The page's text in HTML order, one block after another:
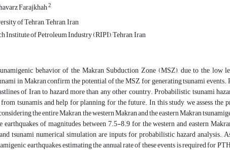
Farajkhah2
of Tehran, Tehran, Iran
Institute of Petroleum Industry (RIPI), Tehran, Iran
behavior of the Makran Subduction Zone (MSZ), due to the low
in Makran confirm the potential of the MSZ for generating tsunami events.
of Iran to hazard more than any other country. Probabilistic tsunami
from tsunamis and help for planning for the future. In this study, we assess
the entire Makran, the western Makran and the eastern Makran
earthquakes of magnitudes between 7.5-8.9 for the western and eastern
tsunami numerical simulation are inputs for probabilistic hazard analysis.
earthquakes, estimating the annual rate of these events is required for